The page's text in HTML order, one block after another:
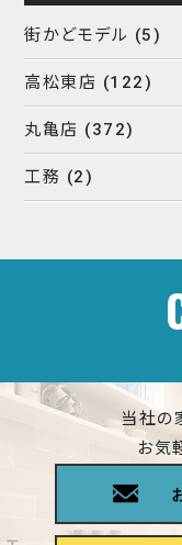
街かどモデル (5)
高松東店 (122)
丸亀店 (372)
工務 (2)
当社の
お気